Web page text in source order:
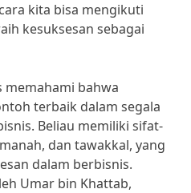
kita bisa mengikuti
kesuksesan sebagai
memahami bahwa
terbaik dalam segala
Beliau memiliki sifat-
dan tawakkal, yang
dalam berbisnis.
Umar bin Khattab,